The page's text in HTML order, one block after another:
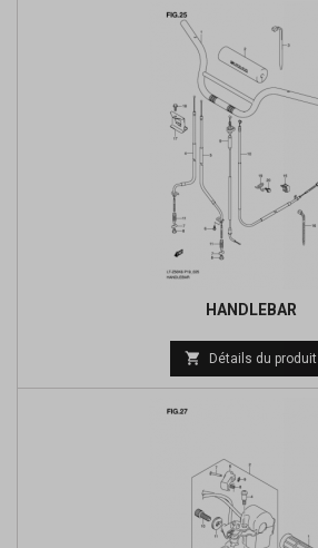
HANDLEBAR
Prix
de
 Détails du produit